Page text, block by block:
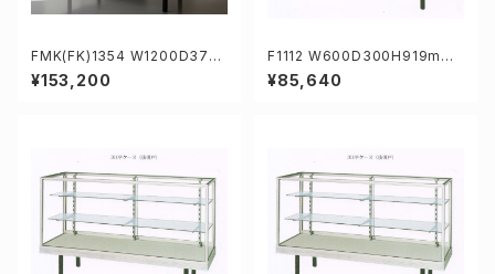
FMK(FK)1354 W1200D375/
450H919mm業務用傾斜ガラ
スケース ショーケース
¥153,200
F1112 W600D300H919mm
業務用ガラスケース ショーケー
ス
¥85,640